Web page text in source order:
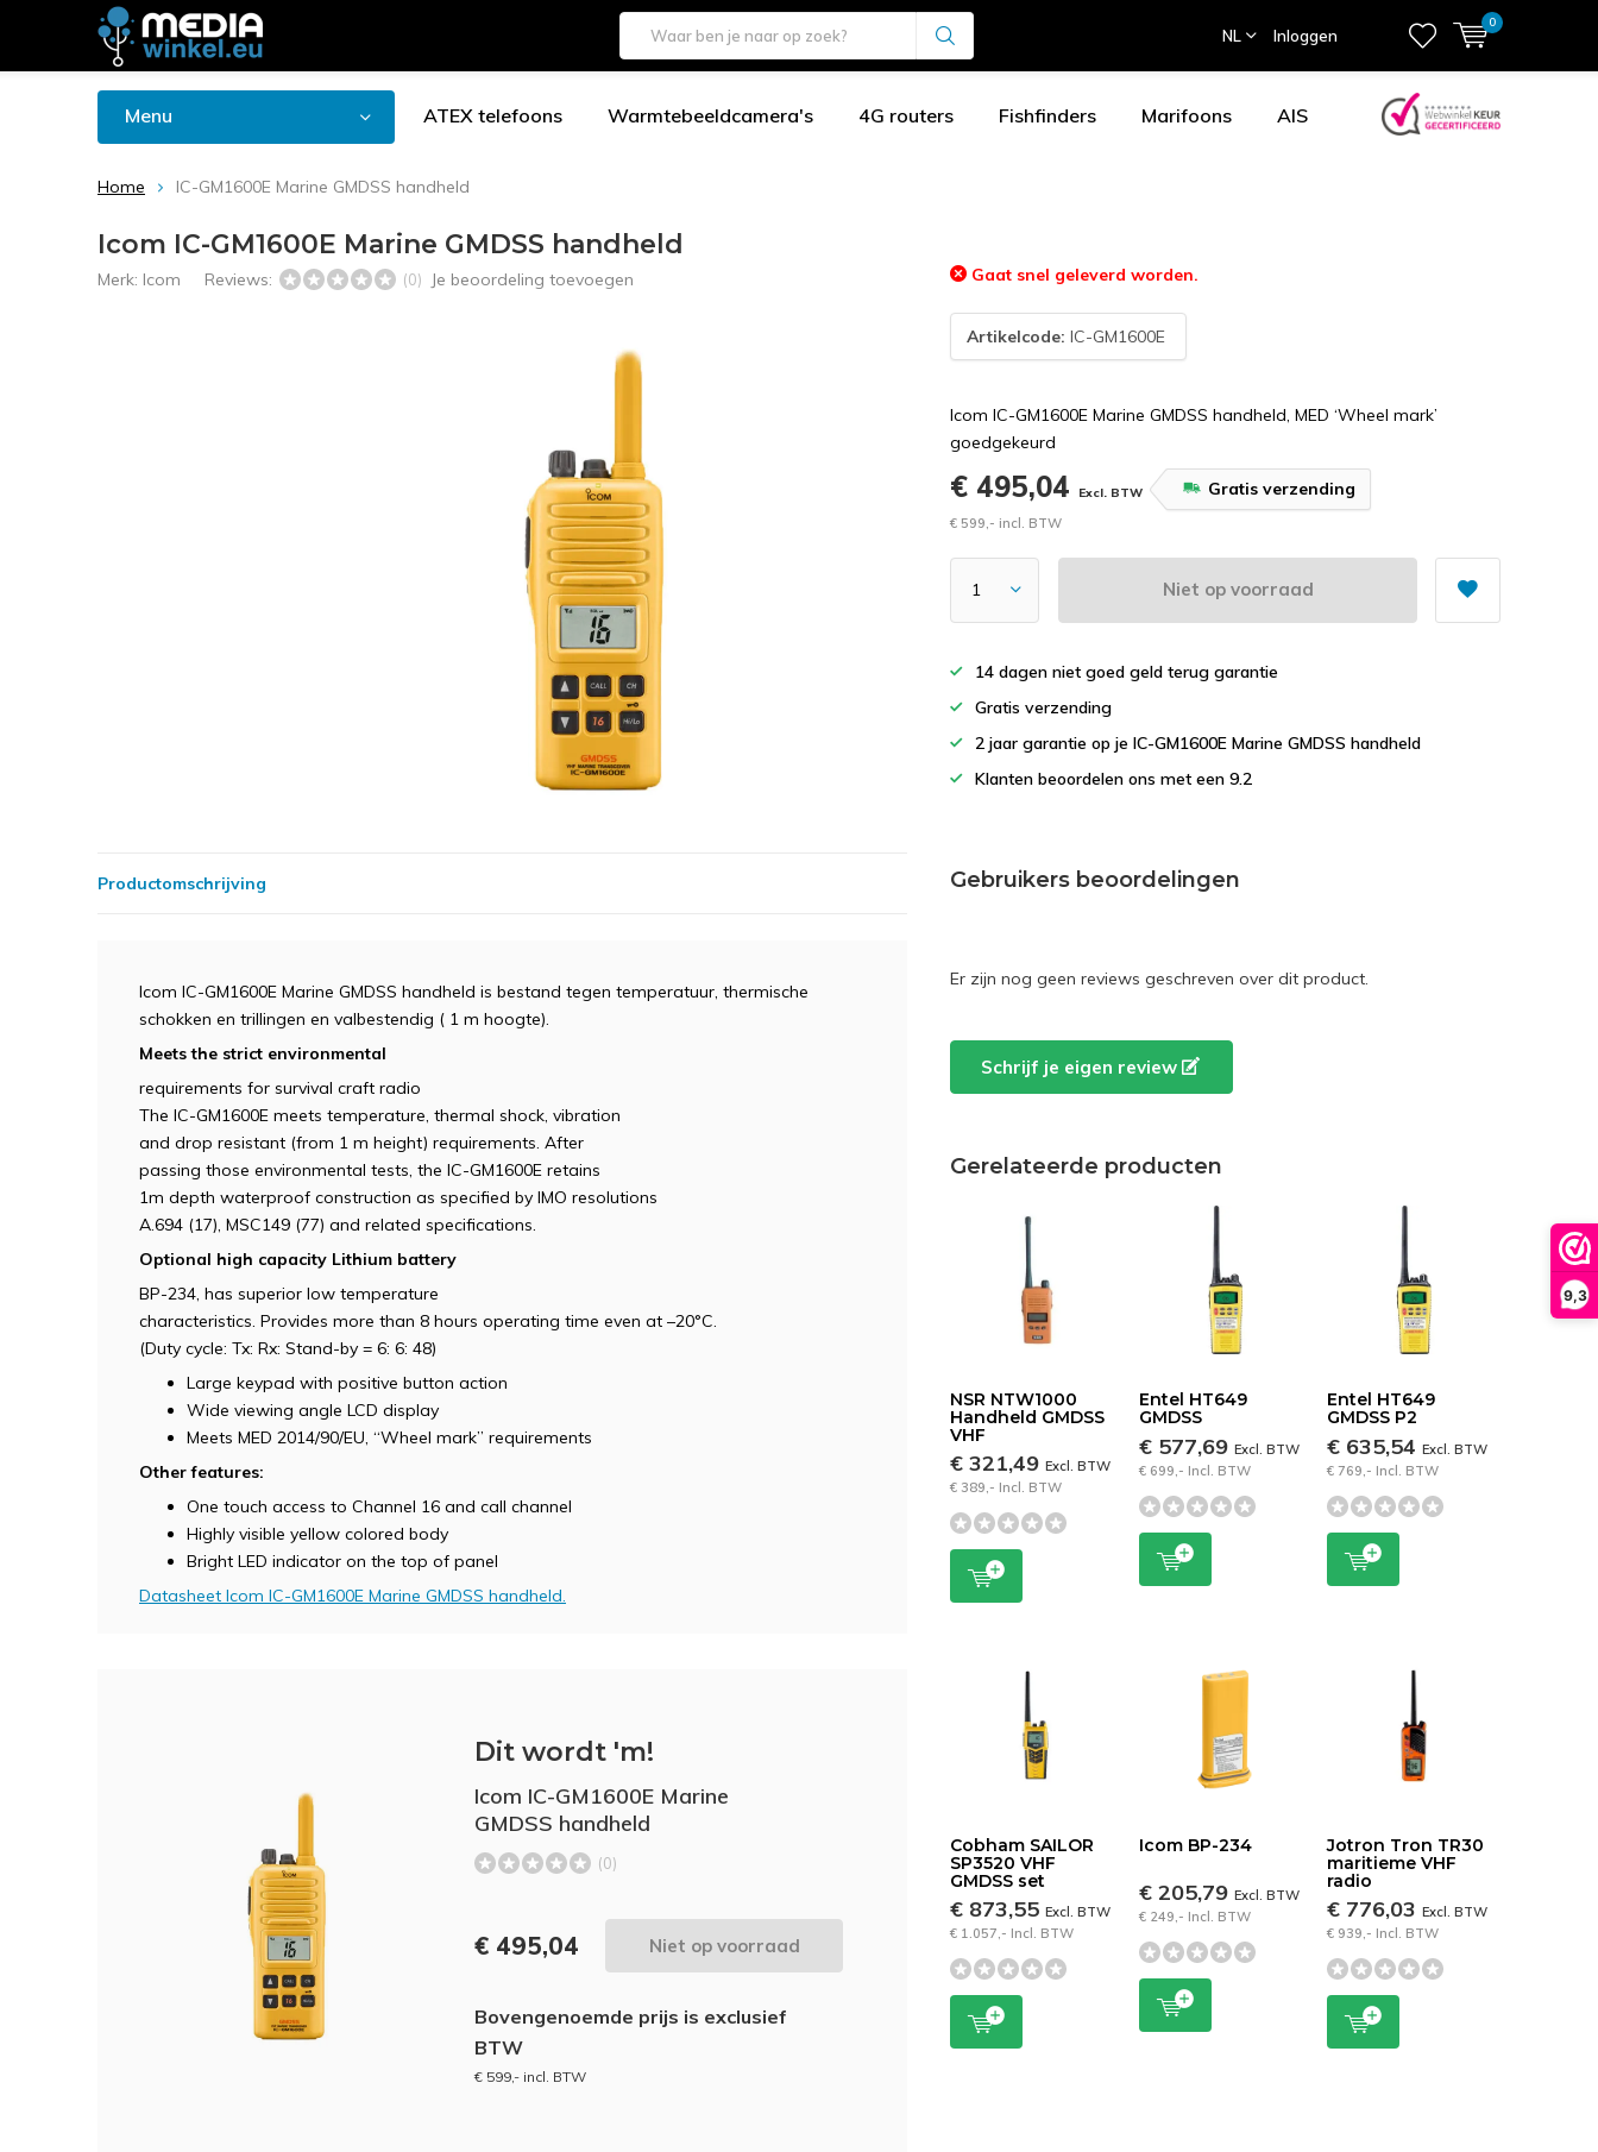
9,3
NL Inloggen
0
Menu ATEX telefoons Warmtebeeldcamera's 4G routers Fishfinders Marifoons AIS
Home IC-GM1600E Marine GMDSS handheld
Icom IC-GM1600E Marine GMDSS handheld
Merk: Icom Reviews: (0) Je beoordeling toevoegen Gaat snel geleverd worden.
Artikelcode: IC-GM1600E
Icom IC-GM1600E Marine GMDSS handheld, MED ‘Wheel mark’
goedgekeurd
€ 495,04 Excl. BTW Gratis verzending
€ 599,- incl. BTW
Niet op voorraad
14 dagen niet goed geld terug garantie
Gratis verzending
2 jaar garantie op je IC-GM1600E Marine GMDSS handheld
Klanten beoordelen ons met een 9.2
Productomschrijving
Icom IC-GM1600E Marine GMDSS handheld is bestand tegen temperatuur, thermische
schokken en trillingen en valbestendig ( 1 m hoogte).
Meets the strict environmental
requirements for survival craft radio
The IC-GM1600E meets temperature, thermal shock, vibration
and drop resistant (from 1 m height) requirements. After
passing those environmental tests, the IC-GM1600E retains
1m depth waterproof construction as specified by IMO resolutions
A.694 (17), MSC149 (77) and related specifications.
Optional high capacity Lithium battery
BP-234, has superior low temperature
characteristics. Provides more than 8 hours operating time even at –20°C.
(Duty cycle: Tx: Rx: Stand-by = 6: 6: 48)
Large keypad with positive button action
Wide viewing angle LCD display
Meets MED 2014/90/EU, “Wheel mark” requirements
Other features:
One touch access to Channel 16 and call channel
Highly visible yellow colored body
Bright LED indicator on the top of panel
Datasheet Icom IC-GM1600E Marine GMDSS handheld.
Dit wordt 'm!
Icom IC-GM1600E Marine
GMDSS handheld
(0)
€ 495,04 Niet op voorraad
Bovengenoemde prijs is exclusief
BTW
€ 599,- incl. BTW
Gebruikers beoordelingen
Er zijn nog geen reviews geschreven over dit product.
Schrijf je eigen review
Gerelateerde producten
NSR NTW1000
Handheld GMDSS
VHF
€ 321,49Excl. BTW
€ 389,- Incl. BTW
Entel HT649
GMDSS
€ 577,69 Excl. BTW
€ 699,- Incl. BTW
Entel HT649
GMDSS P2
€ 635,54Excl. BTW
€ 769,- Incl. BTW
Cobham SAILOR
SP3520 VHF
GMDSS set
€ 873,55Excl. BTW
€ 1.057,- Incl. BTW
Icom BP-234
€ 205,79 Excl. BTW
€ 249,- Incl. BTW
Jotron Tron TR30
maritieme VHF
radio
€ 776,03Excl. BTW
€ 939,- Incl. BTW